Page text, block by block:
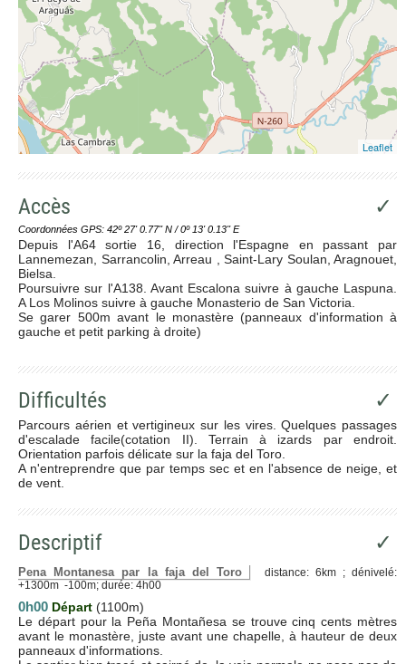
Leaflet
Accès ✓
Coordonnées GPS: 42º 27' 0.77'' N / 0º 13' 0.13'' E
Depuis l'A64 sortie 16, direction l'Espagne en passant par
Lannemezan, Sarrancolin, Arreau , Saint-Lary Soulan, Aragnouet,
Bielsa.
Poursuivre sur l'A138. Avant Escalona suivre à gauche Laspuna.
A Los Molinos suivre à gauche Monasterio de San Victoria.
Se garer 500m avant le monastère (panneaux d'information à
gauche et petit parking à droite)
Difficultés ✓
Parcours aérien et vertigineux sur les vires. Quelques passages
d'escalade facile(cotation II). Terrain à izards par endroit.
Orientation parfois délicate sur la faja del Toro.
A n'entreprendre que par temps sec et en l'absence de neige, et
de vent.
Descriptif ✓
Pena Montanesa par la faja del Toro
distance: 6km ; dénivelé:
+1300m -100m; durée: 4h00
0h00 Départ (1100m)
Le départ pour la Peña Montañesa se trouve cinq cents mètres
avant le monastère, juste avant une chapelle, à hauteur de deux
panneaux d'informations.